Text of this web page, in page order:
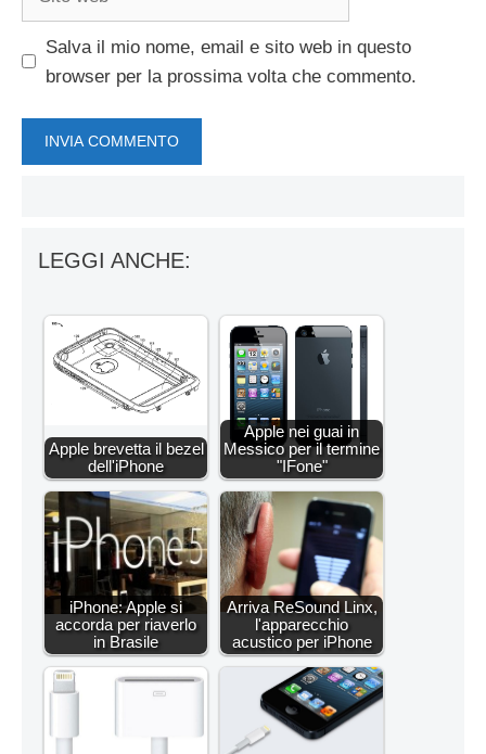
Salva il mio nome, email e sito web in questo
browser per la prossima volta che commento.
LEGGI ANCHE:
Apple brevetta il bezel
dell'iPhone
Apple nei guai in
Messico per il termine
"IFone"
iPhone: Apple si
accorda per riaverlo
in Brasile
Arriva ReSound Linx,
l'apparecchio
acustico per iPhone